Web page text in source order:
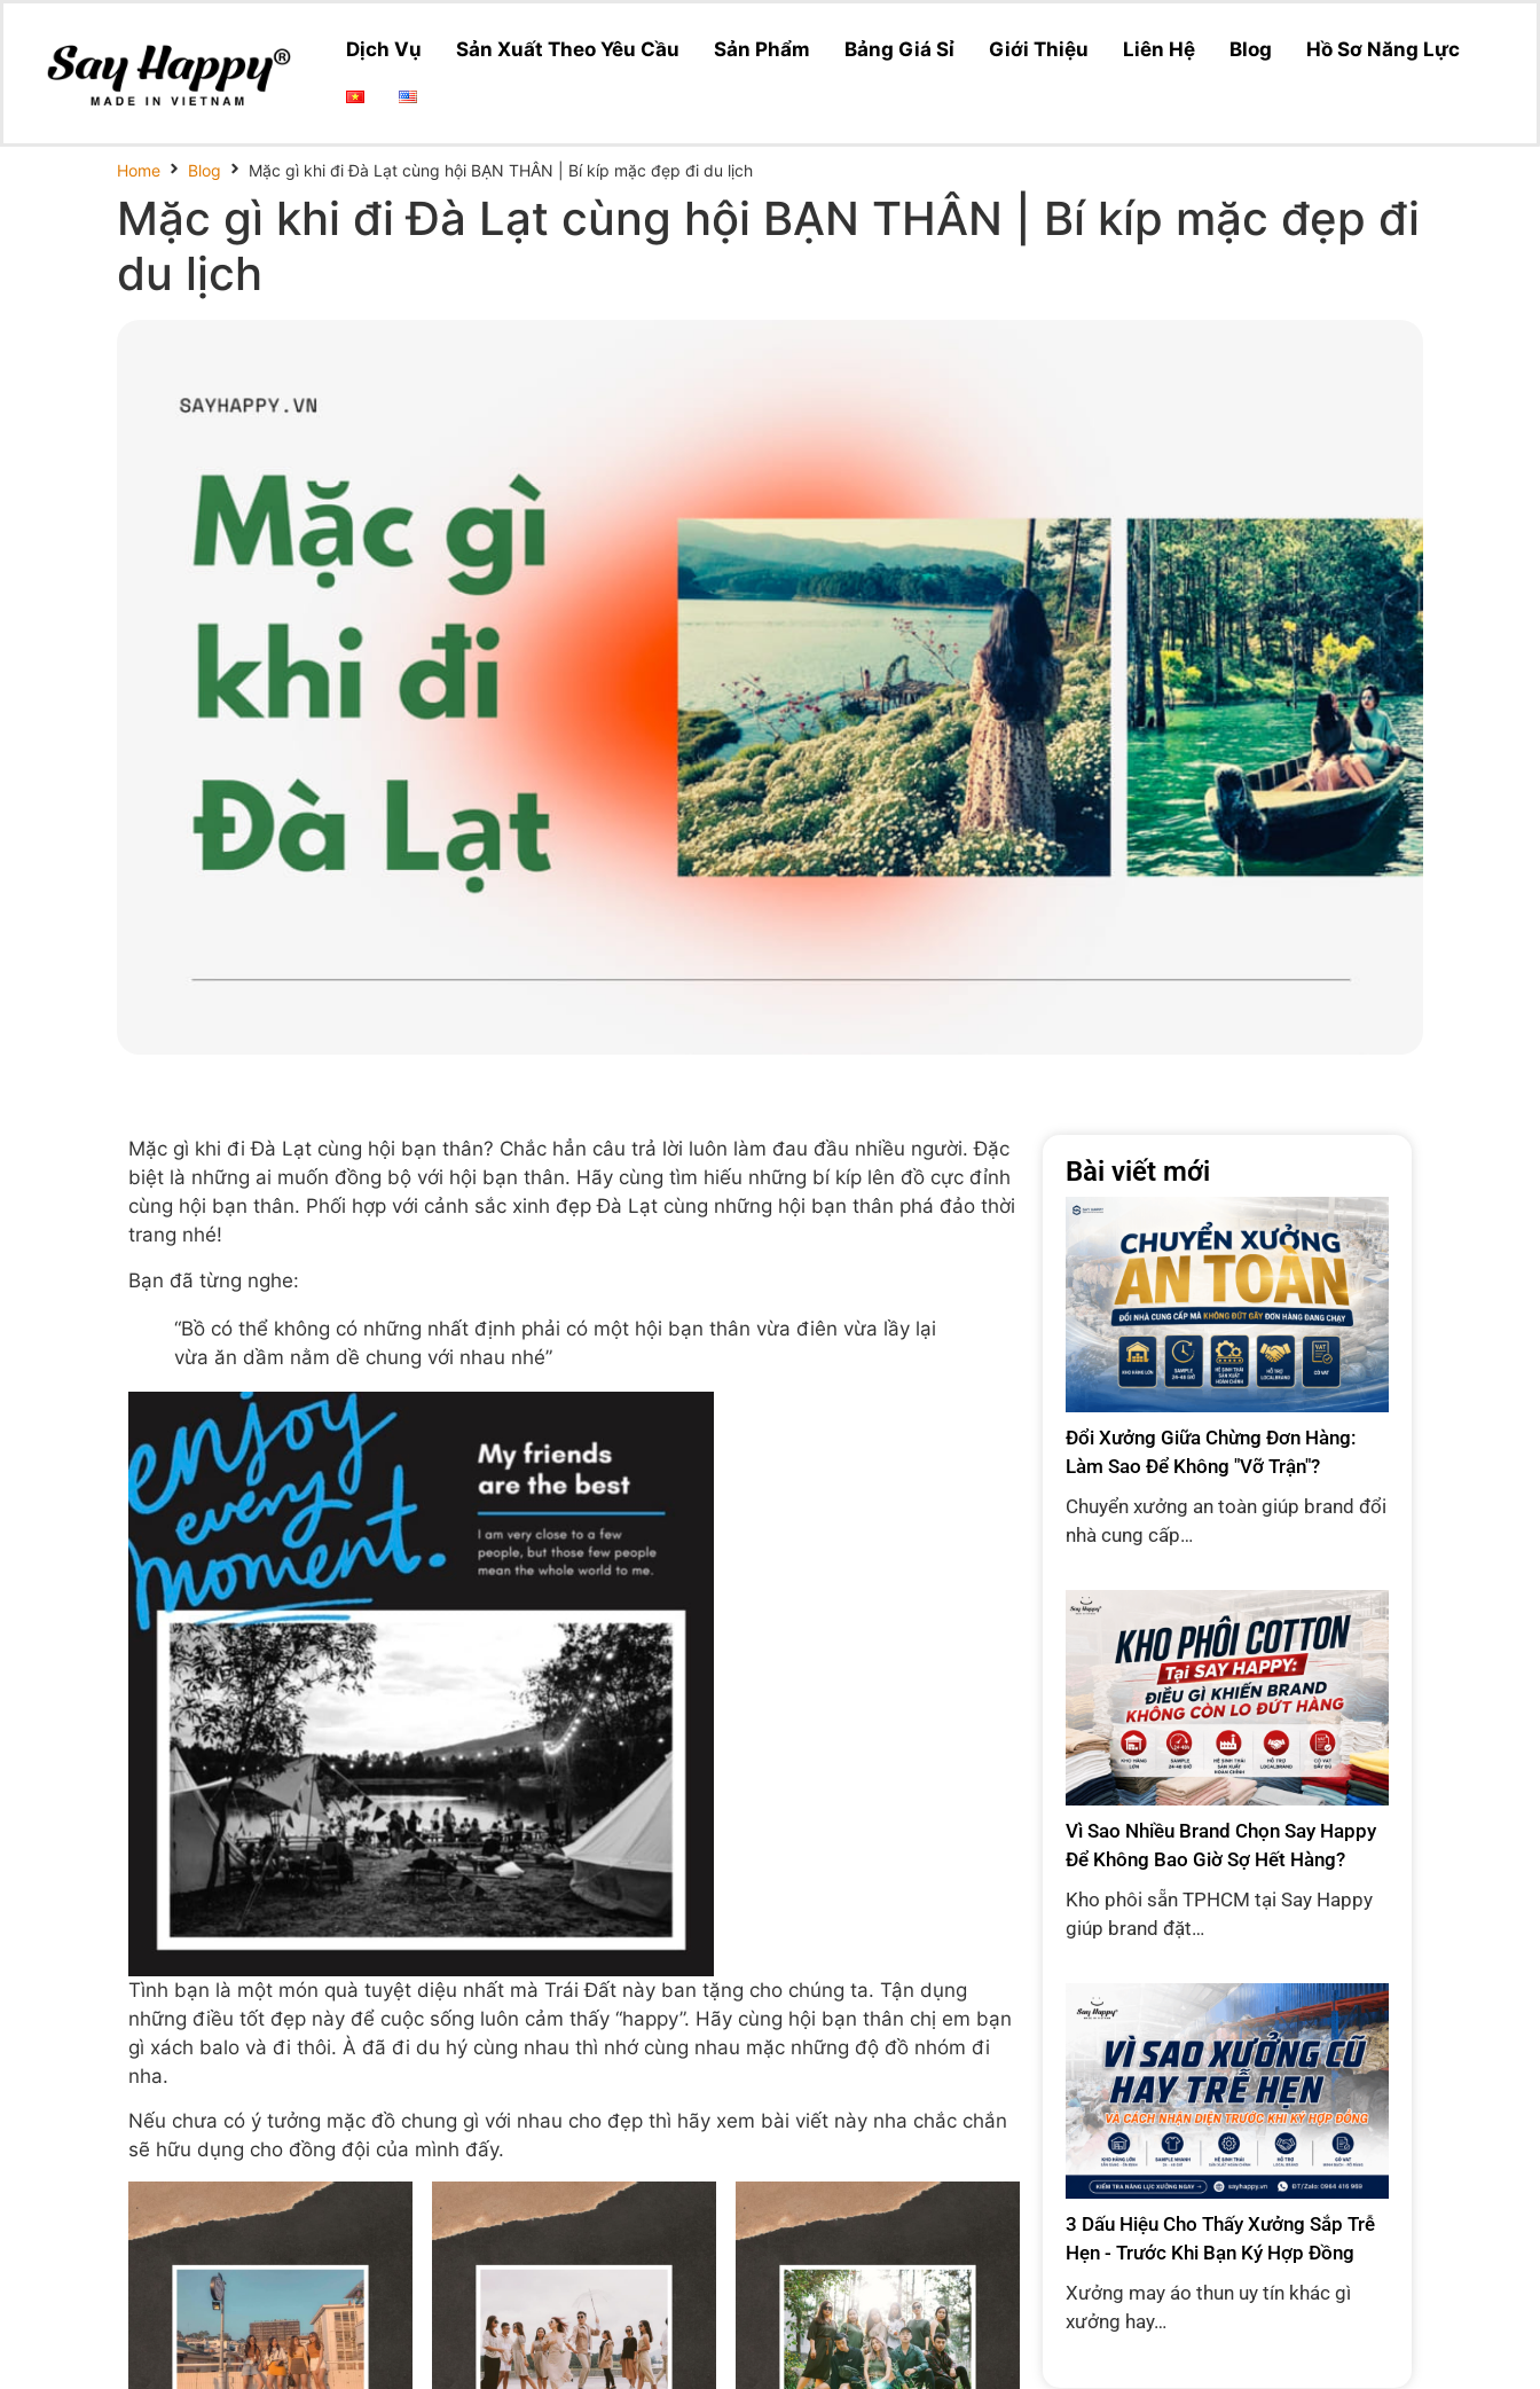
Dịch Vụ Sản Xuất Theo Yêu Cầu Sản Phẩm Bảng Giá Sỉ Giới Thiệu Liên Hệ Blog Hồ Sơ Năng Lực
Home Blog Mặc gì khi đi Đà Lạt cùng hội BẠN THÂN | Bí kíp mặc đẹp đi du lịch
Mặc gì khi đi Đà Lạt cùng hội BẠN THÂN | Bí kíp mặc đẹp đi
du lịch
Mặc gì khi đi Đà Lạt cùng hội bạn thân? Chắc hẳn câu trả lời luôn làm đau đầu nhiều người. Đặc
biệt là những ai muốn đồng bộ với hội bạn thân. Hãy cùng tìm hiếu những bí kíp lên đồ cực đỉnh
cùng hội bạn thân. Phối hợp với cảnh sắc xinh đẹp Đà Lạt cùng những hội bạn thân phá đảo thời
trang nhé!
Bạn đã từng nghe:
“Bồ có thể không có những nhất định phải có một hội bạn thân vừa điên vừa lầy lại
vừa ăn dầm nằm dề chung với nhau nhé”
Tình bạn là một món quà tuyệt diệu nhất mà Trái Đất này ban tặng cho chúng ta. Tận dụng
những điều tốt đẹp này để cuộc sống luôn cảm thấy “happy”. Hãy cùng hội bạn thân chị em bạn
gì xách balo và đi thôi. À đã đi du hý cùng nhau thì nhớ cùng nhau mặc những độ đồ nhóm đi
nha.
Nếu chưa có ý tưởng mặc đồ chung gì với nhau cho đẹp thì hãy xem bài viết này nha chắc chắn
sẽ hữu dụng cho đồng đội của mình đấy.
Bài viết mới
Đổi Xưởng Giữa Chừng Đơn Hàng:
Làm Sao Để Không "Vỡ Trận"?
Chuyển xưởng an toàn giúp brand đổi
nhà cung cấp…
Vì Sao Nhiều Brand Chọn Say Happy
Để Không Bao Giờ Sợ Hết Hàng?
Kho phôi sẵn TPHCM tại Say Happy
giúp brand đặt…
3 Dấu Hiệu Cho Thấy Xưởng Sắp Trễ
Hẹn - Trước Khi Bạn Ký Hợp Đồng
Xưởng may áo thun uy tín khác gì
xưởng hay…